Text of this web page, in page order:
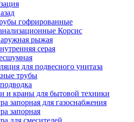
гофрированные
Корсис
рыжая
серая
для подвесного унитаза
трубы
и краны для бытовой техники
запорная для газоснабжения
запорная
для смесителей